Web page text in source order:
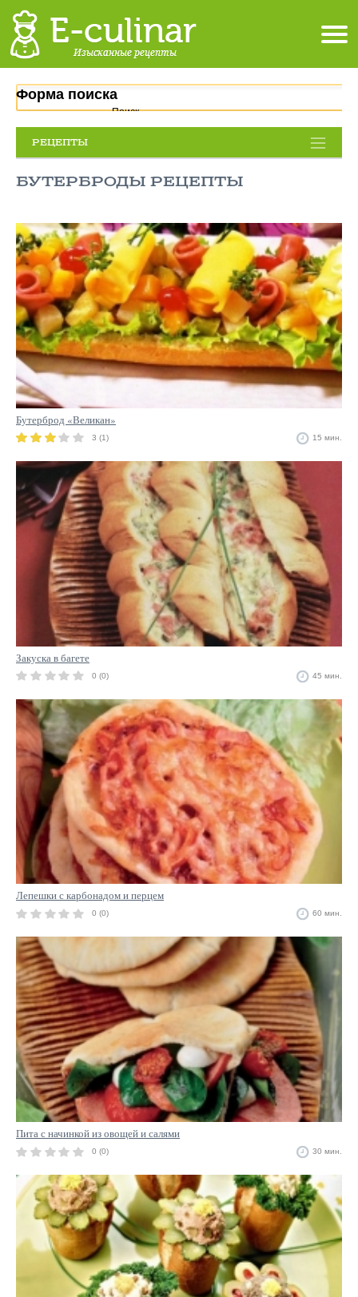
Форма поиска
Поиск
РЕЦЕПТЫ
БУТЕРБРОДЫ РЕЦЕПТЫ
Бутерброд «Великан»
3 (1) 15 мин.
Закуска в багете
0 (0) 45 мин.
Лепешки с карбонадом и перцем
0 (0) 60 мин.
Пита с начинкой из овощей и салями
0 (0) 30 мин.